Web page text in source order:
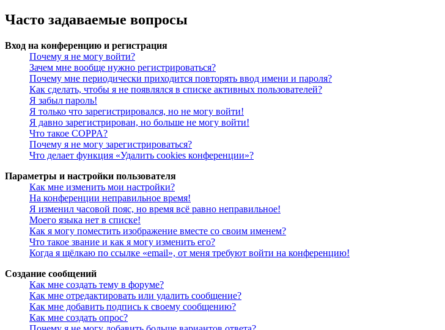
Часто задаваемые вопросы
Вход на конференцию и регистрация
Почему я не могу войти?
Зачем мне вообще нужно регистрироваться?
Почему мне периодически приходится повторять ввод имени и пароля?
Как сделать, чтобы я не появлялся в списке активных пользователей?
Я забыл пароль!
Я только что зарегистрировался, но не могу войти!
Я давно зарегистрирован, но больше не могу войти!
Что такое COPPA?
Почему я не могу зарегистрироваться?
Что делает функция «Удалить cookies конференции»?
Параметры и настройки пользователя
Как мне изменить мои настройки?
На конференции неправильное время!
Я изменил часовой пояс, но время всё равно неправильное!
Моего языка нет в списке!
Как я могу поместить изображение вместе со своим именем?
Что такое звание и как я могу изменить его?
Когда я щёлкаю по ссылке «email», от меня требуют войти на конференцию!
Создание сообщений
Как мне создать тему в форуме?
Как мне отредактировать или удалить сообщение?
Как мне добавить подпись к своему сообщению?
Как мне создать опрос?